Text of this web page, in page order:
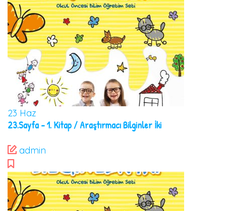
23 Haz
23.Sayfa – 1. Kitap / Araştırmacı Bilginler İki
admin